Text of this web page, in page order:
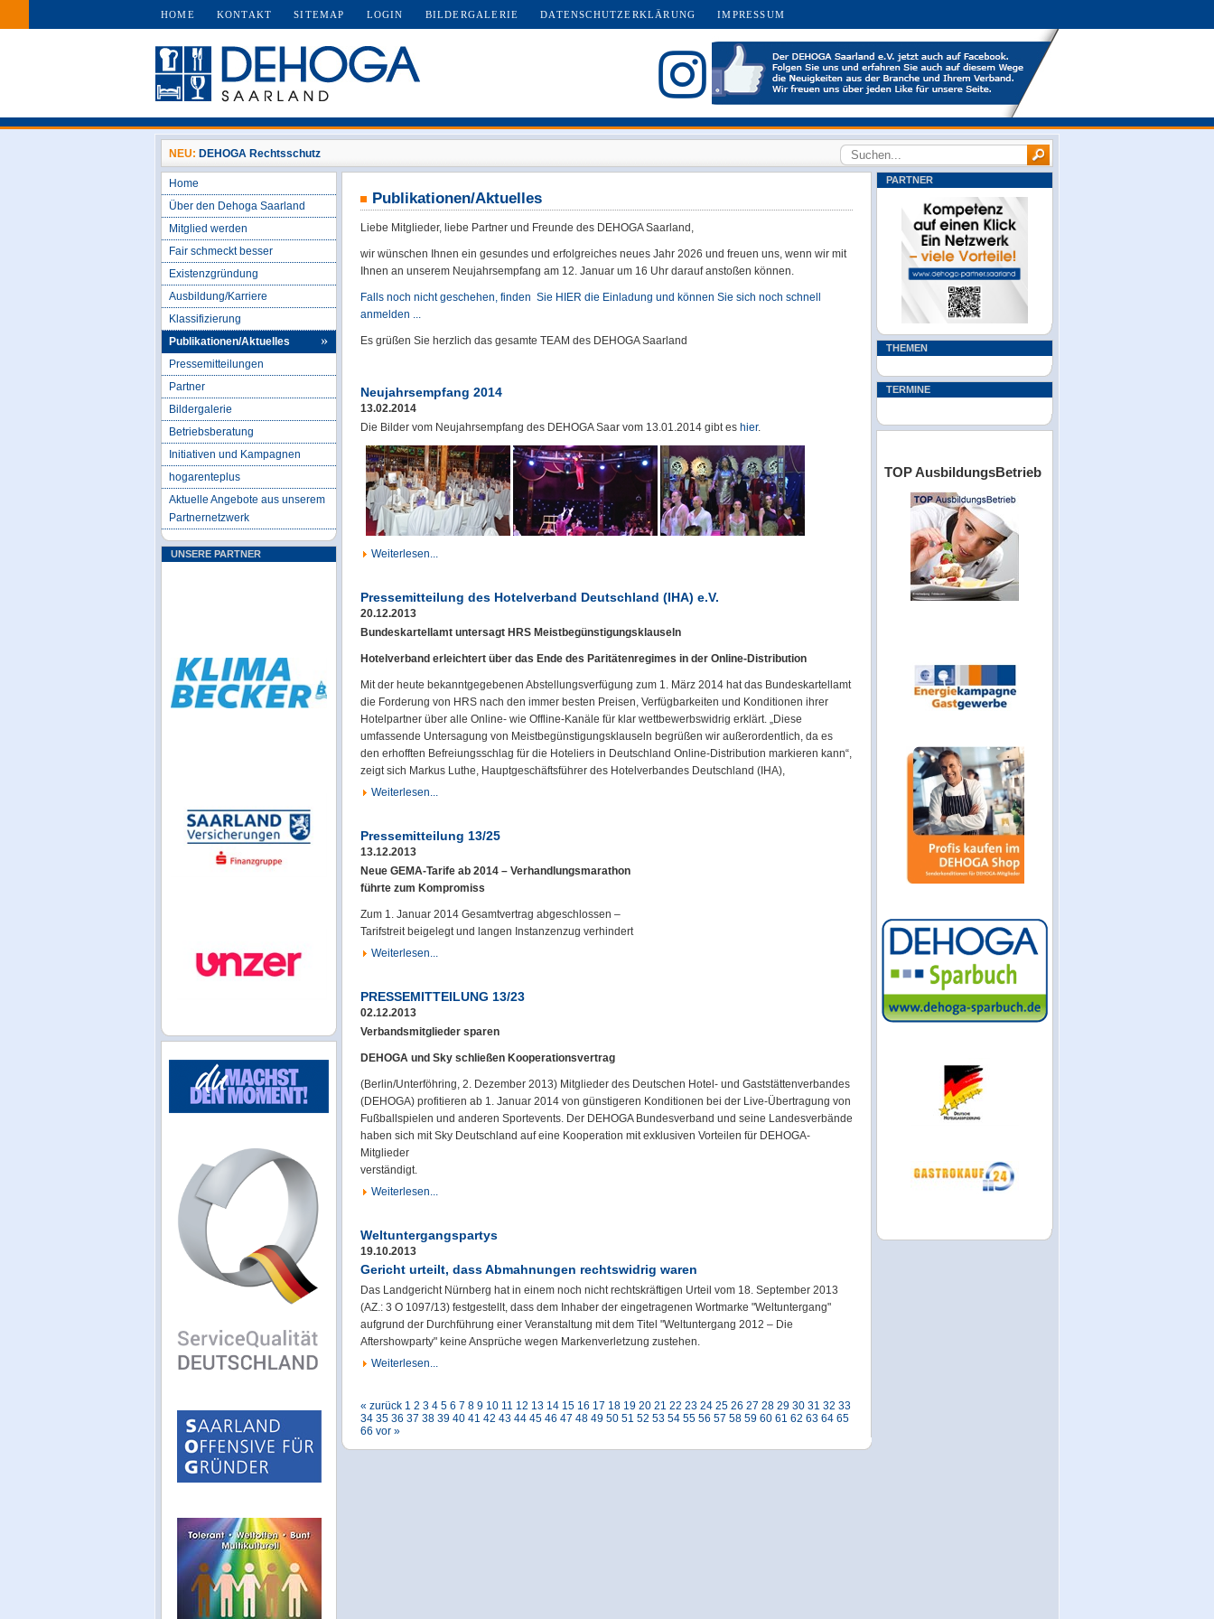
HOME KONTAKT SITEMAP LOGIN BILDERGALERIE DATENSCHUTZERKLÄRUNG IMPRESSUM
NEU: DEHOGA Rechtsschutz
Home
Über den Dehoga Saarland
Mitglied werden
Fair schmeckt besser
Existenzgründung
Ausbildung/Karriere
Klassifizierung
Publikationen/Aktuelles
Pressemitteilungen
Partner
Bildergalerie
Betriebsberatung
Initiativen und Kampagnen
hogarenteplus
Aktuelle Angebote aus unserem
Partnernetzwerk
UNSERE PARTNER
Publikationen/Aktuelles
Liebe Mitglieder, liebe Partner und Freunde des DEHOGA Saarland,
wir wünschen Ihnen ein gesundes und erfolgreiches neues Jahr 2026 und freuen uns, wenn wir mit
Ihnen an unserem Neujahrsempfang am 12. Januar um 16 Uhr darauf anstoßen können.
Falls noch nicht geschehen, finden Sie HIER die Einladung und können Sie sich noch schnell
anmelden ...
Es grüßen Sie herzlich das gesamte TEAM des DEHOGA Saarland
Neujahrsempfang 2014
13.02.2014
Die Bilder vom Neujahrsempfang des DEHOGA Saar vom 13.01.2014 gibt es hier.
Weiterlesen...
Pressemitteilung des Hotelverband Deutschland (IHA) e.V.
20.12.2013
Bundeskartellamt untersagt HRS Meistbegünstigungsklauseln
Hotelverband erleichtert über das Ende des Paritätenregimes in der Online-Distribution
Mit der heute bekanntgegebenen Abstellungsverfügung zum 1. März 2014 hat das Bundeskartellamt
die Forderung von HRS nach den immer besten Preisen, Verfügbarkeiten und Konditionen ihrer
Hotelpartner über alle Online- wie Offline-Kanäle für klar wettbewerbswidrig erklärt. „Diese
umfassende Untersagung von Meistbegünstigungsklauseln begrüßen wir außerordentlich, da es
den erhofften Befreiungsschlag für die Hoteliers in Deutschland Online-Distribution markieren kann“,
zeigt sich Markus Luthe, Hauptgeschäftsführer des Hotelverbandes Deutschland (IHA),
Weiterlesen...
Pressemitteilung 13/25
13.12.2013
Neue GEMA-Tarife ab 2014 – Verhandlungsmarathon
führte zum Kompromiss
Zum 1. Januar 2014 Gesamtvertrag abgeschlossen –
Tarifstreit beigelegt und langen Instanzenzug verhindert
Weiterlesen...
PRESSEMITTEILUNG 13/23
02.12.2013
Verbandsmitglieder sparen
DEHOGA und Sky schließen Kooperationsvertrag
(Berlin/Unterföhring, 2. Dezember 2013) Mitglieder des Deutschen Hotel- und Gaststättenverbandes
(DEHOGA) profitieren ab 1. Januar 2014 von günstigeren Konditionen bei der Live-Übertragung von
Fußballspielen und anderen Sportevents. Der DEHOGA Bundesverband und seine Landesverbände
haben sich mit Sky Deutschland auf eine Kooperation mit exklusiven Vorteilen für DEHOGA-
Mitglieder
verständigt.
Weiterlesen...
Weltuntergangspartys
19.10.2013
Gericht urteilt, dass Abmahnungen rechtswidrig waren
Das Landgericht Nürnberg hat in einem noch nicht rechtskräftigen Urteil vom 18. September 2013
(AZ.: 3 O 1097/13) festgestellt, dass dem Inhaber der eingetragenen Wortmarke "Weltuntergang"
aufgrund der Durchführung einer Veranstaltung mit dem Titel "Weltuntergang 2012 – Die
Aftershowparty" keine Ansprüche wegen Markenverletzung zustehen.
Weiterlesen...
« zurück 1 2 3 4 5 6 7 8 9 10 11 12 13 14 15 16 17 18 19 20 21 22 23 24 25 26 27 28 29 30 31 32 33
34 35 36 37 38 39 40 41 42 43 44 45 46 47 48 49 50 51 52 53 54 55 56 57 58 59 60 61 62 63 64 65
66 vor »
PARTNER
THEMEN
TERMINE
TOP AusbildungsBetrieb